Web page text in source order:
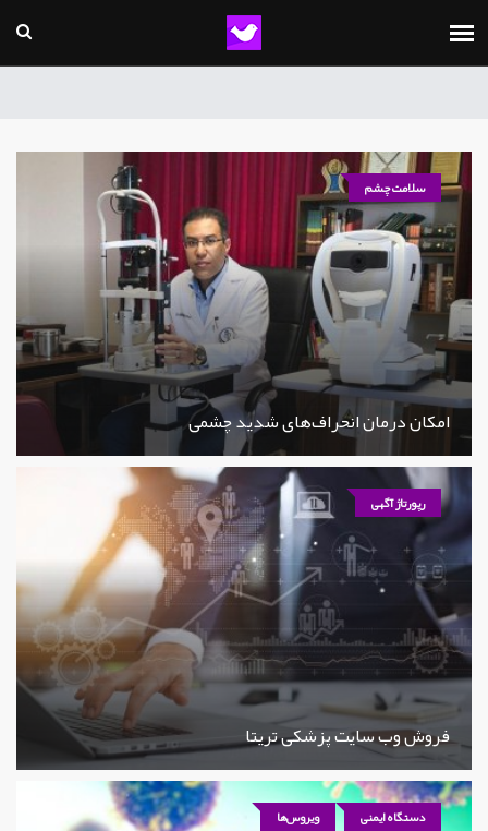
سلامت چشم
امکان درمان انحراف‌های شدید چشمی
رپورتاژ آگهی
فروش وب سایت پزشکی تریتا
دستگاه ایمنی ویروس‌ها